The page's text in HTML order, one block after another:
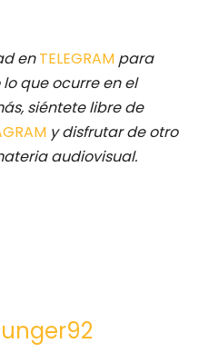
enTELEGRAM para
que ocurre en el
siéntete libre de
y disfrutar de otro
audiovisual.